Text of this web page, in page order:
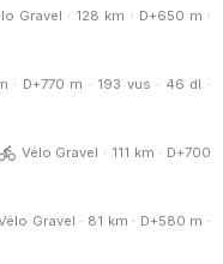
Gravel · 128 km · D+650 m ·
· D+770 m · 193 vus · 46 dl ·
Vélo Gravel · 111 km · D+700
Gravel · 81 km · D+580 m ·